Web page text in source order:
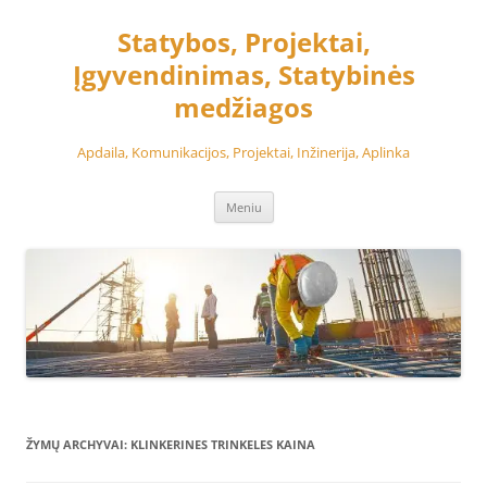
Statybos, Projektai,
Įgyvendinimas, Statybinės
medžiagos
Apdaila, Komunikacijos, Projektai, Inžinerija, Aplinka
Meniu
ŽYMŲ ARCHYVAI: KLINKERINES TRINKELES KAINA